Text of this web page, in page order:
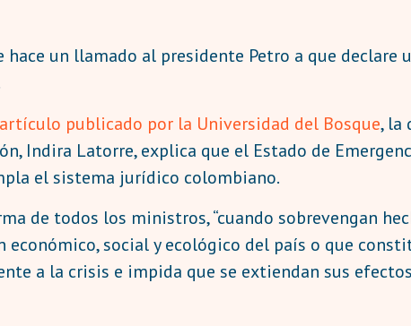
un llamado al presidente Petro a que declare
artículo publicado por la Universidad del Bosque, la
Indira Latorre, explica que el Estado de
el sistema jurídico colombiano.
de todos los ministros, “cuando sobrevengan
social y ecológico del país o que
a la crisis e impida que se extiendan sus